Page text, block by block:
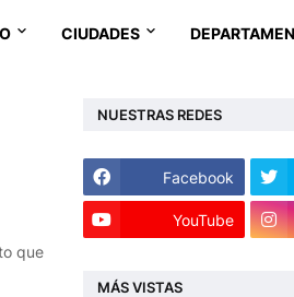
CIUDADES
que
NUESTRAS REDES
Facebook
YouTube
MÁS VISTAS